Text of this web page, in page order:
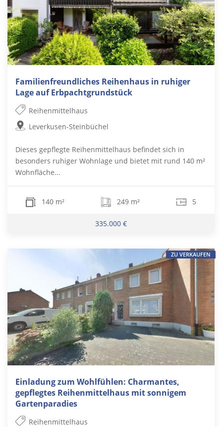
Familienfreundliches Reihenhaus in ruhiger
Lage auf Erbpachtgrundstück
Reihenmittelhaus
Leverkusen-Steinbüchel
Dieses gepflegte Reihenmittelhaus befindet sich in
besonders ruhiger Wohnlage und bietet mit rund 140 m²
Wohnfläche...
140 m² 249 m² 5
335.000 €
Einladung zum Wohlfühlen: Charmantes,
gepflegtes Reihenmittelhaus mit sonnigem
Gartenparadies
Reihenmittelhaus
ZU VERKAUFEN